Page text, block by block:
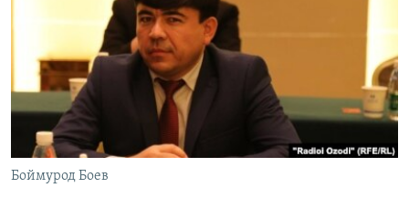
ГУЗОРИШҲОИ РАДИОӢ
ПАЙГИРӢ КУНЕД
Боймурод Боев